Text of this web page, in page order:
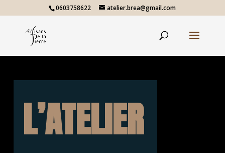
0603758622 atelier.brea@gmail.com
L’ATELIER